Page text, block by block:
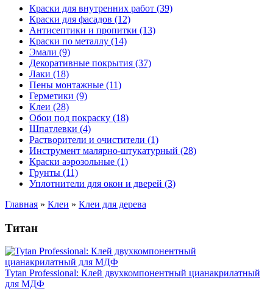
Краски для внутренних работ (39)
Краски для фасадов (12)
Антисептики и пропитки (13)
Краски по металлу (14)
Эмали (9)
Декоративные покрытия (37)
Лаки (18)
Пены монтажные (11)
Герметики (9)
Клеи (28)
Обои под покраску (18)
Шпатлевки (4)
Растворители и очистители (1)
Инструмент малярно-штукатурный (28)
Краски аэрозольные (1)
Грунты (11)
Уплотнители для окон и дверей (3)
Главная » Клеи » Клеи для дерева
Титан
Tytan Professional: Клей двухкомпонентный цианакрилатный
для МДФ